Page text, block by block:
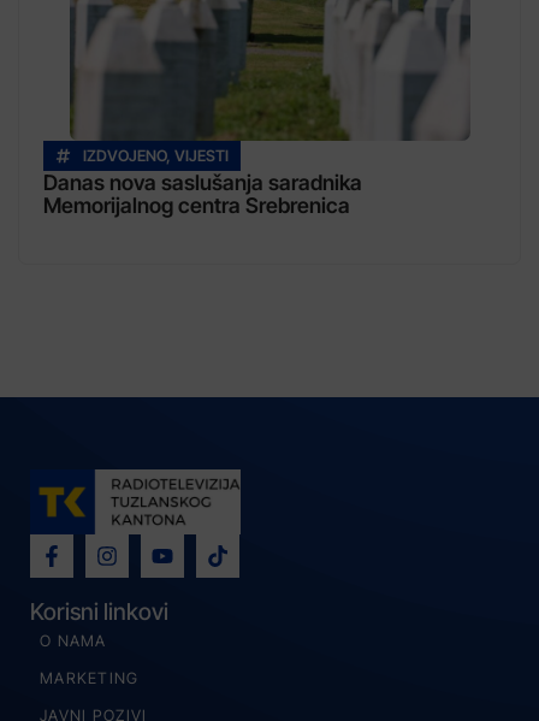
IZDVOJENO, VIJESTI
Danas nova saslušanja saradnika
Memorijalnog centra Srebrenica
Korisni linkovi
O NAMA
MARKETING
JAVNI POZIVI